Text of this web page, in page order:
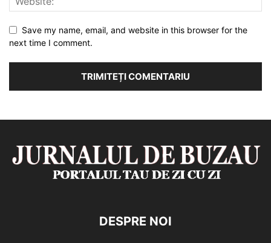
Save my name, email, and website in this browser for the
next time I comment.
DESPRE NOI